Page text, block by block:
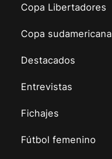
Copa Libertadores
Copa sudamericana
Destacados
Entrevistas
Fichajes
Fútbol femenino